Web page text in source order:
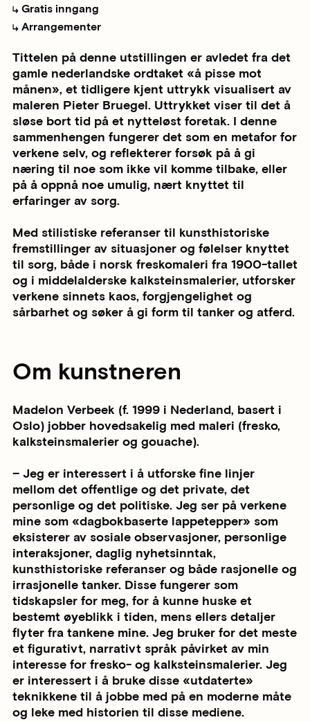
Gratis inngang
Arrangementer
Tittelen på denne utstillingen er avledet fra det
gamle nederlandske ordtaket «å pisse mot
månen», et tidligere kjent uttrykk visualisert av
maleren Pieter Bruegel. Uttrykket viser til det å
sløse bort tid på et nytteløst foretak. I denne
sammenhengen fungerer det som en metafor for
verkene selv, og reflekterer forsøk på å gi
næring til noe som ikke vil komme tilbake, eller
på å oppnå noe umulig, nært knyttet til
erfaringer av sorg.
Med stilistiske referanser til kunsthistoriske
fremstillinger av situasjoner og følelser knyttet
til sorg, både i norsk freskomaleri fra 1900-tallet
og i middelalderske kalksteinsmalerier, utforsker
verkene sinnets kaos, forgjengelighet og
sårbarhet og søker å gi form til tanker og atferd.
Om kunstneren
Madelon Verbeek (f. 1999 i Nederland, basert i
Oslo) jobber hovedsakelig med maleri (fresko,
kalksteinsmalerier og gouache).
– Jeg er interessert i å utforske fine linjer
mellom det offentlige og det private, det
personlige og det politiske. Jeg ser på verkene
mine som «dagbokbaserte lappetepper» som
eksisterer av sosiale observasjoner, personlige
interaksjoner, daglig nyhetsinntak,
kunsthistoriske referanser og både rasjonelle og
irrasjonelle tanker. Disse fungerer som
tidskapsler for meg, for å kunne huske et
bestemt øyeblikk i tiden, mens ellers detaljer
flyter fra tankene mine. Jeg bruker for det meste
et figurativt, narrativt språk påvirket av min
interesse for fresko- og kalksteinsmalerier. Jeg
er interessert i å bruke disse «utdaterte»
teknikkene til å jobbe med på en moderne måte
og leke med historien til disse mediene.